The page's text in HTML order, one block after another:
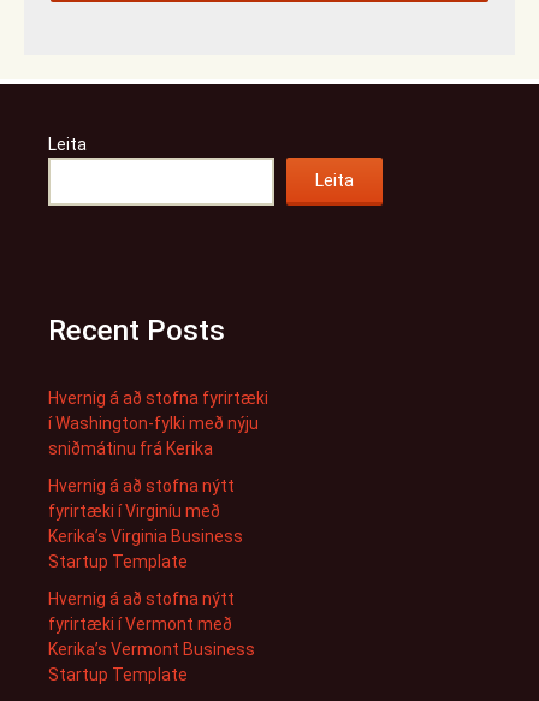
Leita
Leita
Recent Posts
Hvernig á að stofna fyrirtæki
í Washington-fylki með nýju
sniðmátinu frá Kerika
Hvernig á að stofna nýtt
fyrirtæki í Virginíu með
Kerika’s Virginia Business
Startup Template
Hvernig á að stofna nýtt
fyrirtæki í Vermont með
Kerika’s Vermont Business
Startup Template